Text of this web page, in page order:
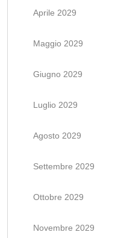
Aprile 2029
Maggio 2029
Giugno 2029
Luglio 2029
Agosto 2029
Settembre 2029
Ottobre 2029
Novembre 2029